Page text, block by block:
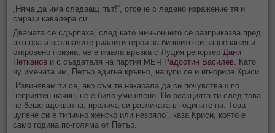
„Няма да има следващ път!“, отсече с ледено изражение тя и
смрази кавалера си.
Двамата се сдърпаха, след като миньончето се разприказва пред
актьора и останалите риалити герои за бившите си завоевания и
откровено призна, че е имала връзка с Лудия репортер Дани
Петканов и с създателя на партия МЕЧ Радостин Василев . Като
чу имената им, Петър вдигна кръвно, нацупи се и игнорира Криси.
„Извинявам ти се, ако съм те накарала да се почувстваш по
неприятен начин, не е било умишлено. Но реакцията ти след това
не беше адекватна, пролича си разликата в годините ни. Това
цупене си е типично женско или незряло“, каза Криси, която е
само година по-голяма от Петър.